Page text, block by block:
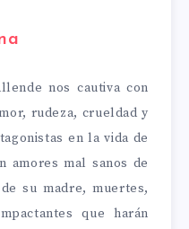
nos cautiva con
rudeza, crueldad y
en la vida de
amores mal sanos de
su madre, muertes,
que harán